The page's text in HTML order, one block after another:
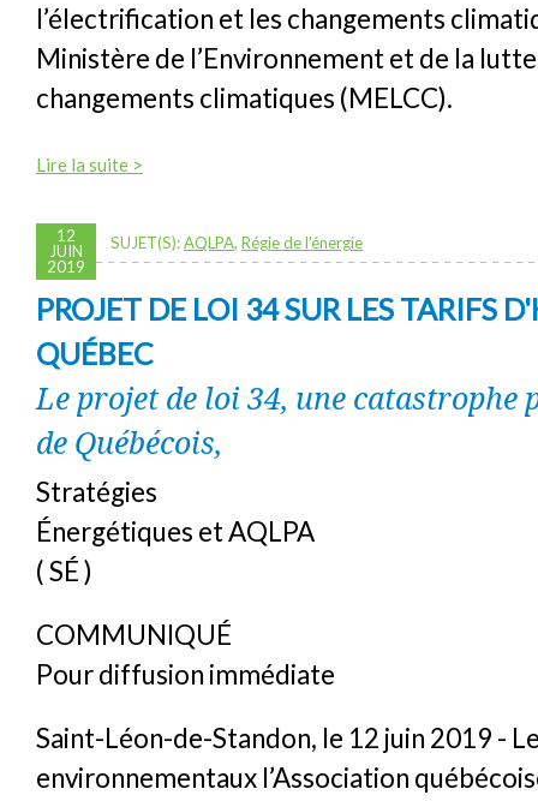
l’électrification et les changements
Ministère de l’Environnement et de la
changements climatiques (MELCC).
Lire la suite >
12
JUIN
2019
SUJET(S):AQLPA, Régie de l'énergie
PROJET DE LOI 34 SUR LES TARIFS
QUÉBEC
Le projet de loi 34, une
de Québécois,
Stratégies
Énergétiques et AQLPA
( SÉ )
COMMUNIQUÉ
Pour diffusion immédiate
Saint-Léon-de-Standon, le 12 juin 2019 -
environnementaux l’Association